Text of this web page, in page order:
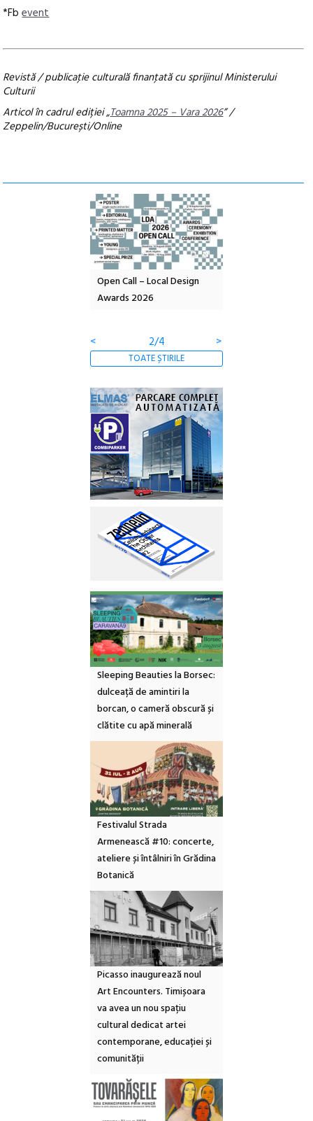
*Fbevent
Revistă / publicaţie culturală finanţată cu sprijinul Ministerului
Culturii
Articol în cadrul ediției „Toamna 2025 – Vara 2026” /
Zeppelin/București/Online
Open Call – Local Design
Awards 2026
<
2/4 >
TOATE ȘTIRILE
Sleeping Beauties la Borsec:
dulceață de amintiri la
borcan, o cameră obscură și
clătite cu apă minerală
Festivalul Strada
Armenească #10: concerte,
ateliere și întâlniri în Grădina
Botanică
Picasso inaugurează noul
Art Encounters. Timișoara
va avea un nou spațiu
cultural dedicat artei
contemporane, educației și
comunității